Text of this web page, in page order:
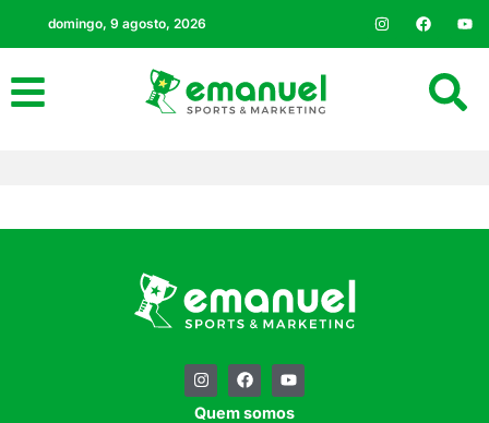
domingo, 9 agosto, 2026
Quem somos